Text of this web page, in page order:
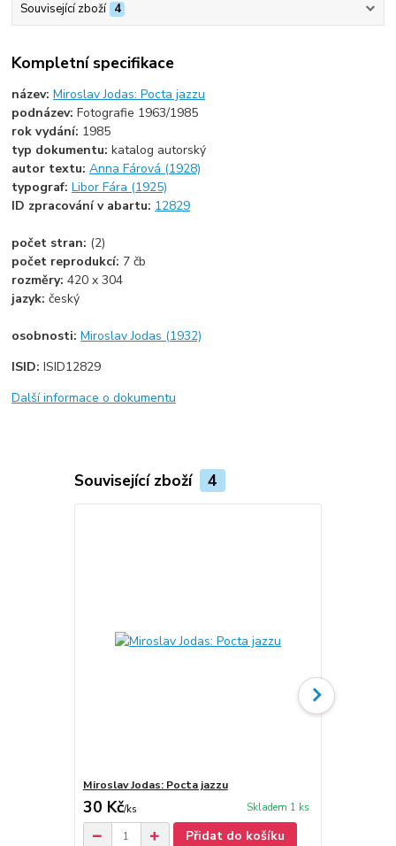
Související zboží 4
Kompletní specifikace
název:Miroslav Jodas: Pocta jazzu
podnázev:Fotografie 1963/1985
rok vydání: 1985
typ dokumentu:katalog autorský
autor textu:Anna Fárová (1928)
typograf:Libor Fára (1925)
ID zpracování v abartu: 12829
počet stran: (2)
počet reprodukcí: 7 čb
rozměry:420 x 304
jazyk:český
osobnosti:Miroslav Jodas (1932)
ISID:ISID12829
Další informace o dokumentu
Související zboží 4
Miroslav Jodas: Pocta jazzu
30 Kč/ks Skladem 1 ks
Přidat do košíku